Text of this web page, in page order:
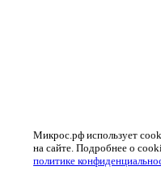
Микрос.рф использует
на сайте. Подробнее о
политике